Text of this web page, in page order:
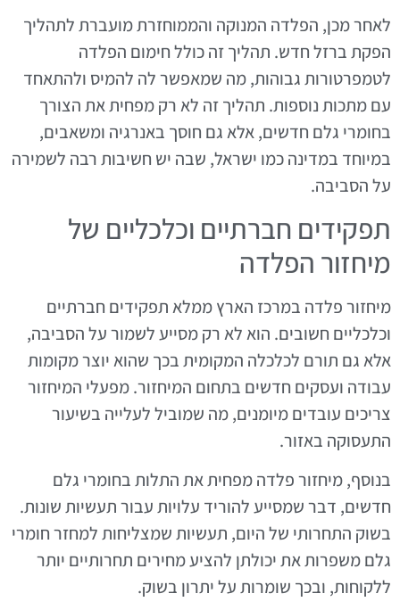
לאחר מכן, הפלדה המנוקה והממוחזרת מועברת לתהליך
הפקת ברזל חדש. תהליך זה כולל חימום הפלדה
לטמפרטורות גבוהות, מה שמאפשר לה להמיס ולהתאחד
עם מתכות נוספות. תהליך זה לא רק מפחית את הצורך
בחומרי גלם חדשים, אלא גם חוסך באנרגיה ומשאבים,
במיוחד במדינה כמו ישראל, שבה יש חשיבות רבה לשמירה
על הסביבה.
תפקידים חברתיים וכלכליים של
מיחזור הפלדה
מיחזור פלדה במרכז הארץ ממלא תפקידים חברתיים
וכלכליים חשובים. הוא לא רק מסייע לשמור על הסביבה,
אלא גם תורם לכלכלה המקומית בכך שהוא יוצר מקומות
עבודה ועסקים חדשים בתחום המיחזור. מפעלי המיחזור
צריכים עובדים מיומנים, מה שמוביל לעלייה בשיעור
התעסוקה באזור.
בנוסף, מיחזור פלדה מפחית את התלות בחומרי גלם
חדשים, דבר שמסייע להוריד עלויות עבור תעשיות שונות.
בשוק התחרותי של היום, תעשיות שמצליחות למחזר חומרי
גלם משפרות את יכולתן להציע מחירים תחרותיים יותר
ללקוחות, ובכך שומרות על יתרון בשוק.